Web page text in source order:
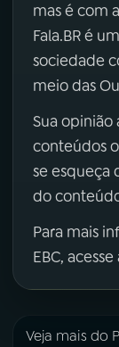
mas é com
Fala.BR é
sociedade
meio das
Sua opinião
conteúdos
se esqueça
do
Para mais
EBC,
Veja mais do